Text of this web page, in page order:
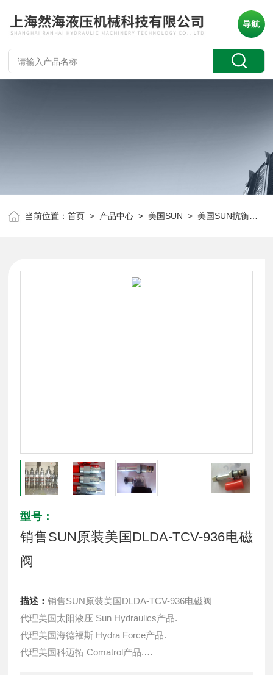
导航
当前位置：首页 > 产品中心 > 美国SUN > 美国SUN抗衡阀
型号：
销售SUN原装美国DLDA-TCV-936电磁
阀
描述：销售SUN原装美国DLDA-TCV-936电磁阀
代理美国太阳液压 Sun Hydraulics产品.
代理美国海德福斯 Hydra Force产品.
代理美国科迈拓 Comatrol产品.